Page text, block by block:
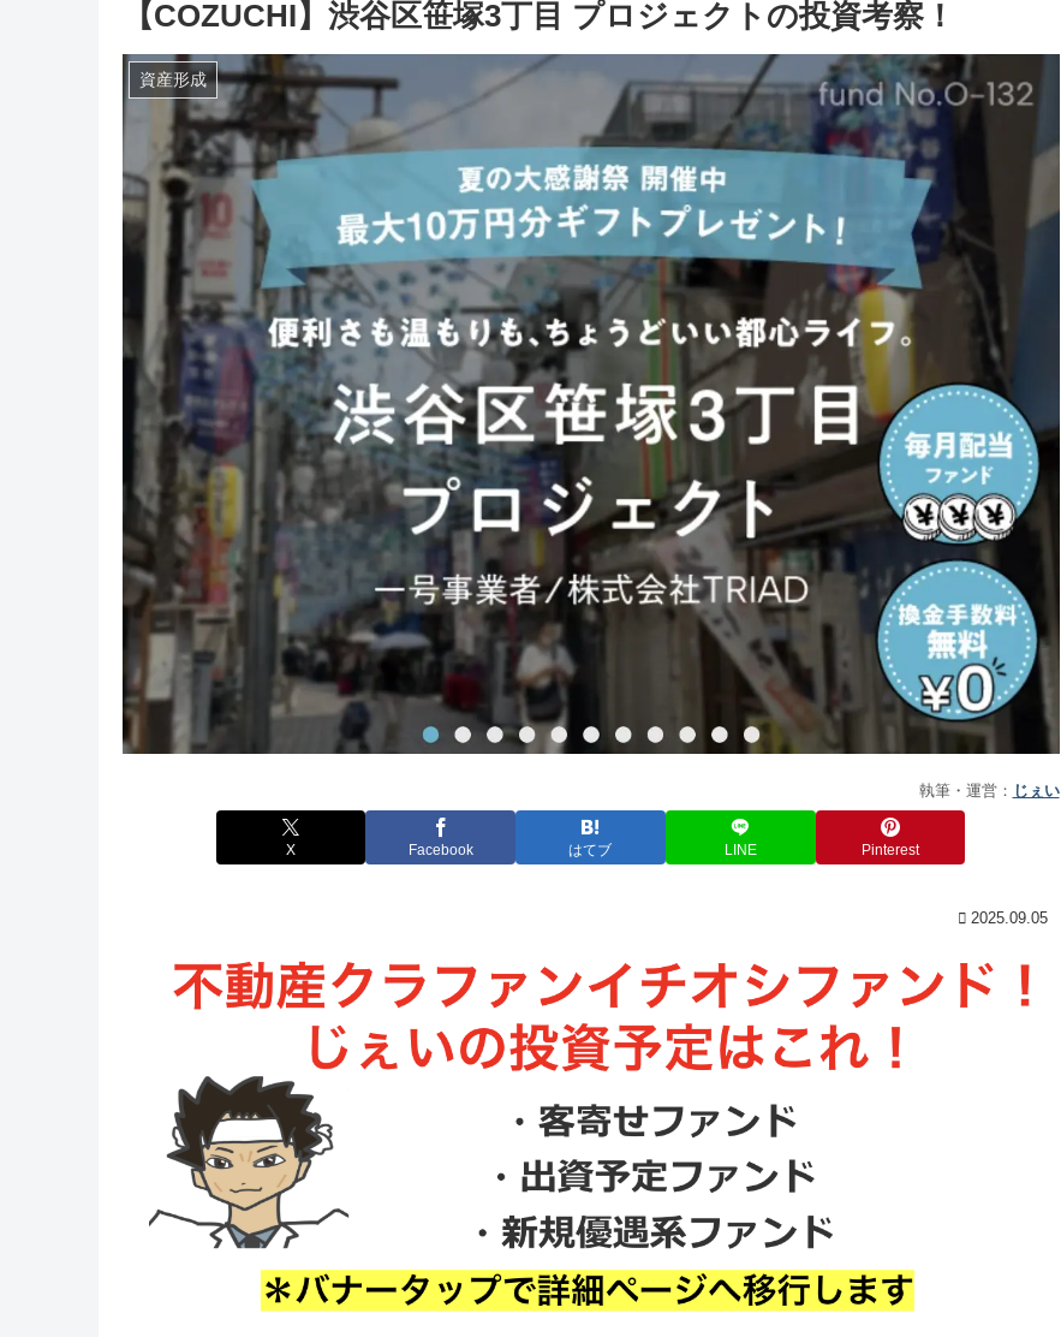
【COZUCHI】渋谷区笹塚3丁目 プロジェクトの投資考察！
資産形成
執筆・運営： じぇい
X Facebook はてブ LINE Pinterest
2025.09.05